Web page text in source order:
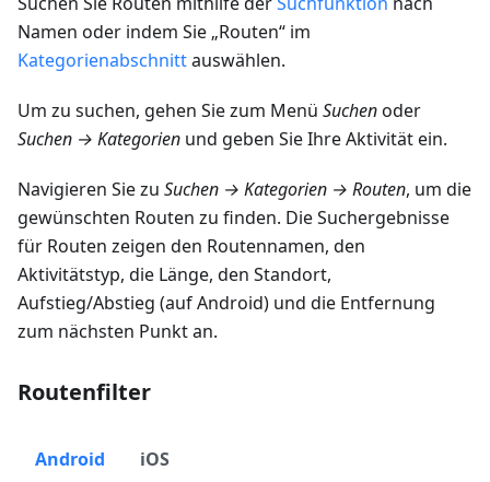
Namen oder indem Sie „Routen“ im
Kategorienabschnittauswählen.
Um zu suchen, gehen Sie zum Menü Suchenoder
Suchen → Kategorien und geben Sie Ihre Aktivität ein.
Navigieren Sie zu Suchen → Kategorien → Routen, um die
gewünschten Routen zu finden. Die Suchergebnisse
für Routen zeigen den Routennamen, den
Aktivitätstyp, die Länge, den Standort,
Aufstieg/Abstieg (auf Android) und die Entfernung
zum nächsten Punkt an.
Routenfilter
Android iOS